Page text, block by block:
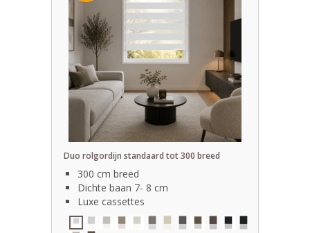
Duo rolgordijn standaard tot 300 breed
300 cm breed
Dichte baan 7- 8 cm
Luxe cassettes